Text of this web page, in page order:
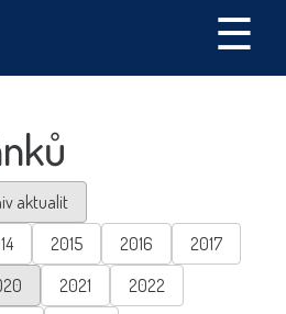
☰
aktualit
2015 2016
2017
2021
2022